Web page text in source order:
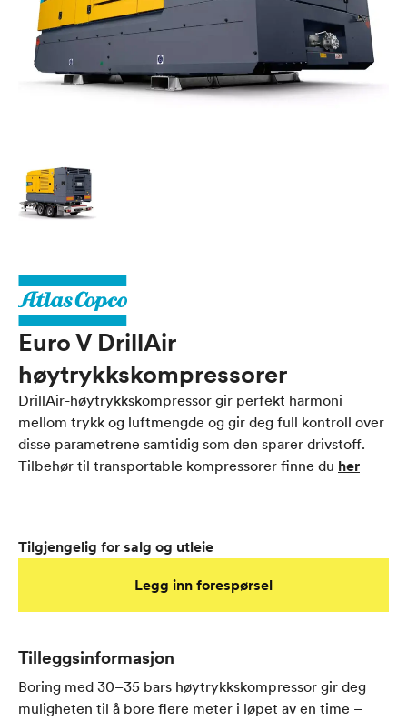
Euro V DrillAir
høytrykkskompressorer
DrillAir-høytrykkskompressor gir perfekt harmoni
mellom trykk og luftmengde og gir deg full kontroll over
disse parametrene samtidig som den sparer drivstoff.
Tilbehør til transportable kompressorer finne du her
Tilgjengelig for salg og utleie
Legg inn forespørsel
Tilleggsinformasjon
Boring med 30–35 bars høytrykkskompressor gir deg
muligheten til å bore flere meter i løpet av en time –